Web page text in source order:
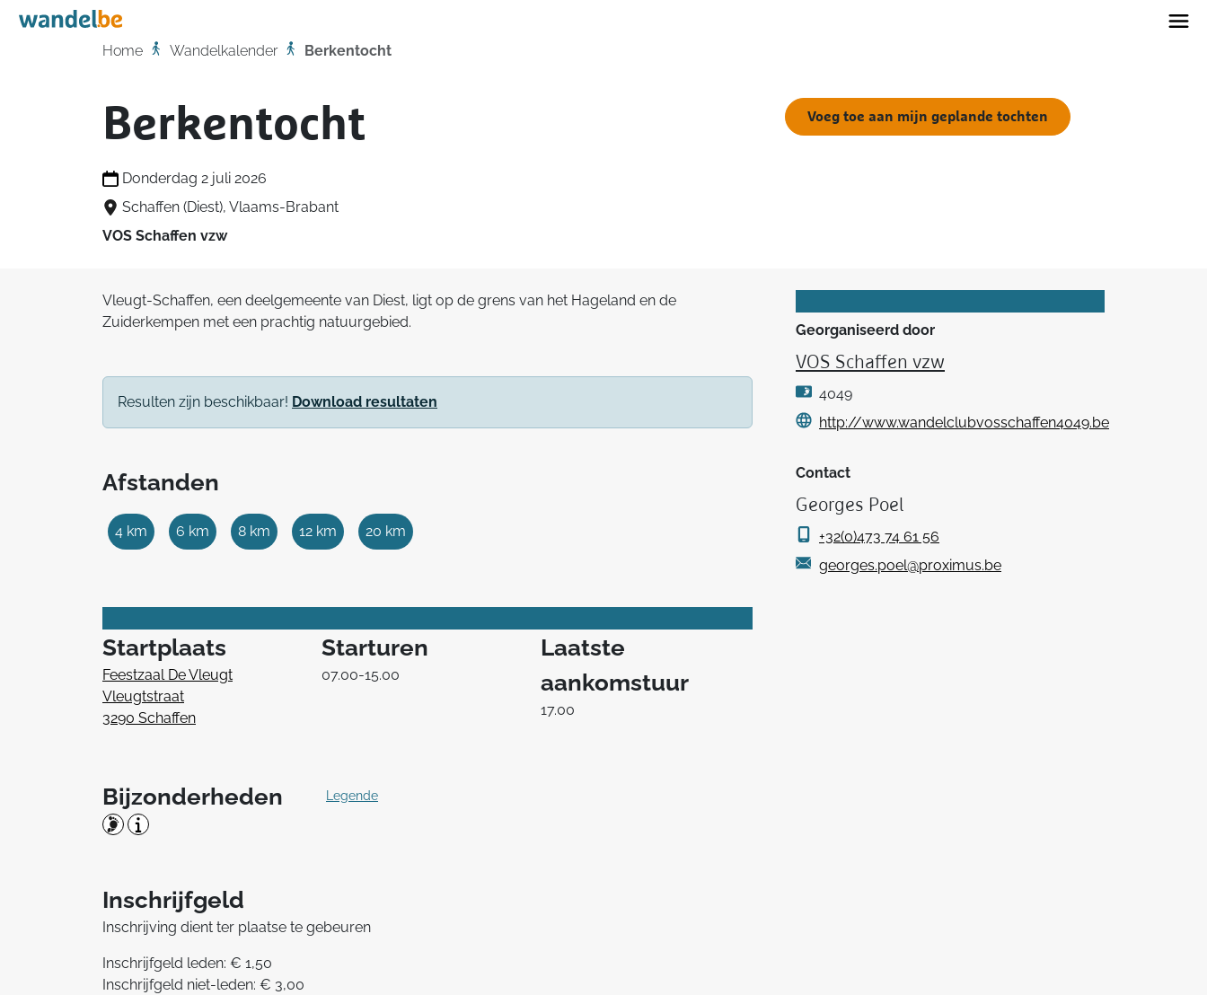
Home
Home Wandelkalender Berkentocht
Berkentocht
Donderdag 2 juli 2026
Schaffen (Diest), Vlaams-Brabant
VOS Schaffen vzw
Voeg toe aan mijn geplande tochten
Vleugt-Schaffen, een deelgemeente van Diest, ligt op de grens van het Hageland en de
Zuiderkempen met een prachtig natuurgebied.
Resulten zijn beschikbaar! Download resultaten
Afstanden
4 km 6 km 8 km 12 km 20 km
Startplaats
Feestzaal De Vleugt
Vleugtstraat
3290 Schaffen
Starturen
07.00-15.00
Laatste
aankomstuur
17.00
Bijzonderheden Legende
Inschrijfgeld
Inschrijving dient ter plaatse te gebeuren
Inschrijfgeld leden: € 1,50
Inschrijfgeld niet-leden: € 3,00
Georganiseerd door
VOS Schaffen vzw
4049
http://www.wandelclubvosschaffen4049.be
Contact
Georges Poel
+32(0)473 74 61 56
georges.poel@proximus.be